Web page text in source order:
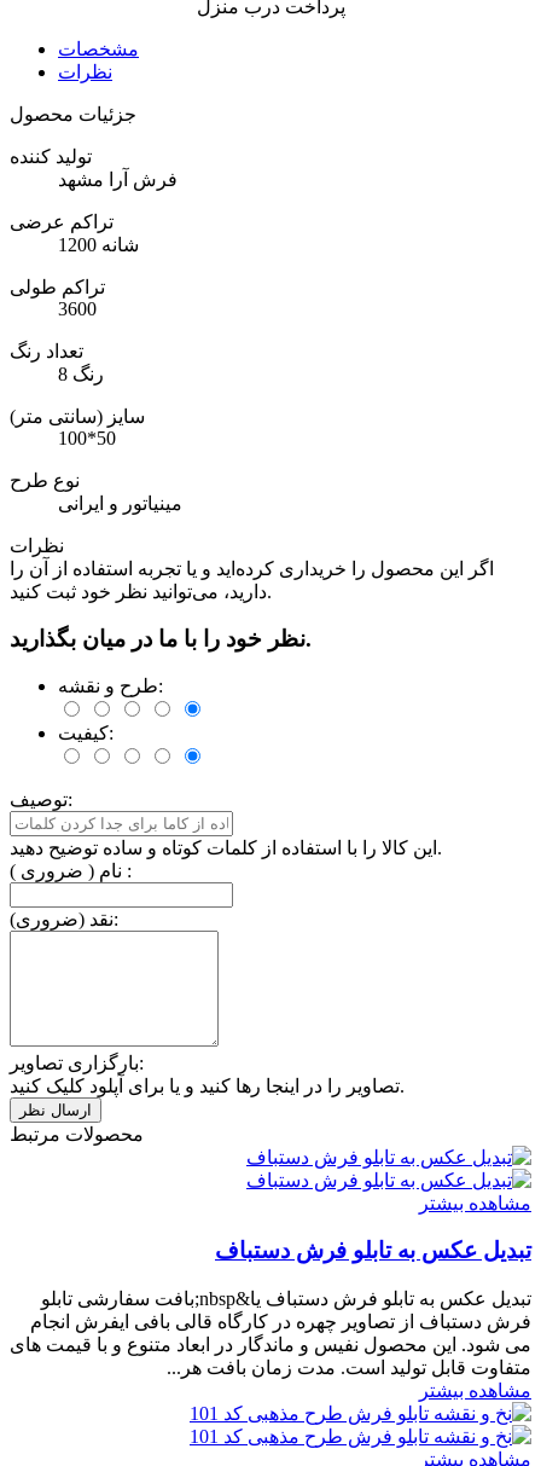
پرداخت درب منزل
مشخصات
نظرات
جزئیات محصول
تولید کننده
فرش آرا مشهد
تراکم عرضی
1200 شانه
تراکم طولی
3600
تعداد رنگ
8 رنگ
سایز (سانتی متر)
100*50
نوع طرح
مینیاتور و ایرانی
نظرات
اگر این محصول را خریداری کرده‌اید و یا تجربه استفاده از آن را
دارید، می‌توانید نظر خود ثبت کنید.
نظر خود را با ما در میان بگذارید.
طرح و نقشه:
کیفیت:
توصیف:
این کالا را با استفاده از کلمات کوتاه و ساده توضیح دهید.
نام ( ضروری ) :
نقد (ضروری):
بارگزاری تصاویر:
تصاویر را در اینجا رها کنید و یا برای آپلود کلیک کنید.
محصولات مرتبط
مشاهده بیشتر
تبدیل عکس به تابلو فرش دستباف
تبدیل عکس به تابلو فرش دستباف یا&nbsp;بافت سفارشی تابلو
فرش دستباف از تصاویر چهره در کارگاه قالی بافی ایفرش انجام
می شود. این محصول نفیس و ماندگار در ابعاد متنوع و با قیمت های
متفاوت قابل تولید است. مدت زمان بافت هر...
مشاهده بیشتر
مشاهده بیشتر